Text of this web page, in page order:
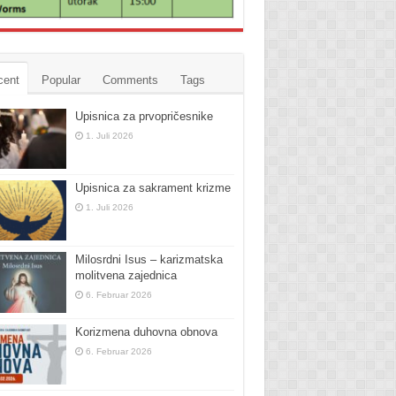
Popular Comments Tags
Upisnica za prvopričesnike
1. Juli 2026
Upisnica za sakrament krizme
1. Juli 2026
Milosrdni Isus – karizmatska
molitvena zajednica
6. Februar 2026
Korizmena duhovna obnova
6. Februar 2026